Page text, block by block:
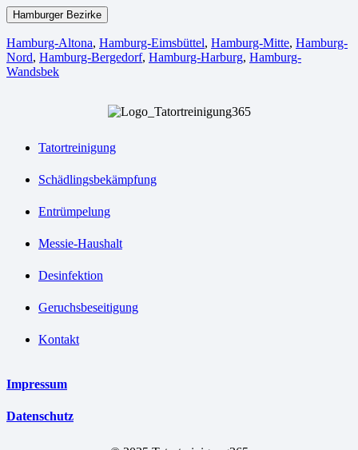
Hamburger Bezirke
Hamburg-Altona, Hamburg-Eimsbüttel, Hamburg-Mitte, Hamburg-
Nord, Hamburg-Bergedorf, Hamburg-Harburg, Hamburg-
Wandsbek
Tatortreinigung
Schädlingsbekämpfung
Entrümpelung
Messie-Haushalt
Desinfektion
Geruchsbeseitigung
Kontakt
Impressum
Datenschutz